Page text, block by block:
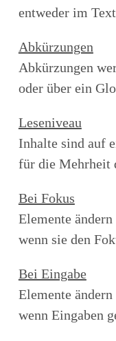
entweder im
Abkürzungen
Abkürzungen
oder über ein
Leseniveau
Inhalte sind auf
für die Mehrheit
Bei Fokus
Elemente
wenn sie den
Bei Eingabe
Elemente
wenn Eingaben